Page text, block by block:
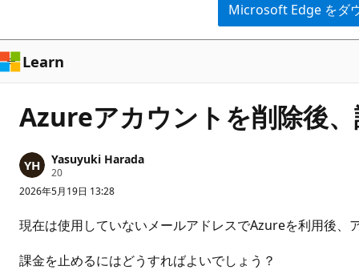
ン
ツ
に
キ
プ
Microsoft Edge をダ
Learn
Azureアカウントを削除後
Yasuyuki Harada
20評
価
の
イ
ン
2026年5月19日 13:28
現在は使用していないメールアドレスでAzureを利用後、
課金を止めるにはどうすればよいでしょう？